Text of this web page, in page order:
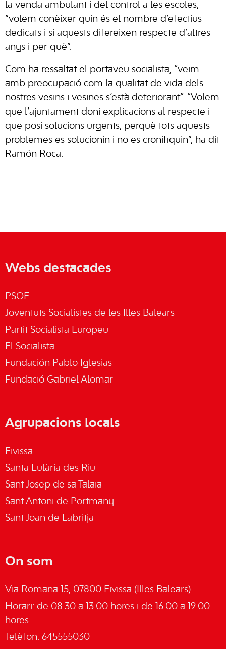
la venda ambulant i del control a les escoles,
“volem conèixer quin és el nombre d’efectius
dedicats i si aquests difereixen respecte d’altres
anys i per què”.
Com ha ressaltat el portaveu socialista, “veim
amb preocupació com la qualitat de vida dels
nostres vesins i vesines s’està deteriorant”. “Volem
que l’ajuntament doni explicacions al respecte i
que posi solucions urgents, perquè tots aquests
problemes es solucionin i no es cronifiquin”, ha dit
Ramón Roca.
Webs destacades
PSOE
Joventuts Socialistes de les Illes Balears
Partit Socialista Europeu
El Socialista
Fundación Pablo Iglesias
Fundació Gabriel Alomar
Agrupacions locals
Eivissa
Santa Eulària des Riu
Sant Josep de sa Talaia
Sant Antoni de Portmany
Sant Joan de Labritja
On som
Via Romana 15, 07800 Eivissa (Illes Balears)
Horari: de 08.30 a 13.00 hores i de 16.00 a 19.00
hores.
Telèfon: 645555030